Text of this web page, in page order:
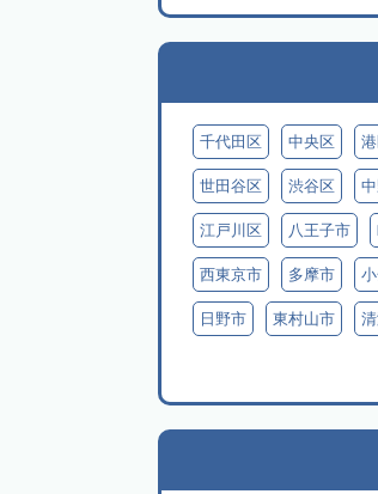
千代田区 中央区
世田谷区 渋谷区
江戸川区 八王子市
西東京市 多摩市
日野市 東村山市
三宅島 御蔵島 八